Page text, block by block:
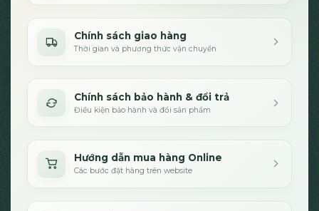
Chính sách giao hàng
Thời gian và phương thức vận chuyển
Chính sách bảo hành & đổi trả
Điều kiện bảo hành và đổi sản phẩm
Hướng dẫn mua hàng Online
Các bước đặt hàng trên website